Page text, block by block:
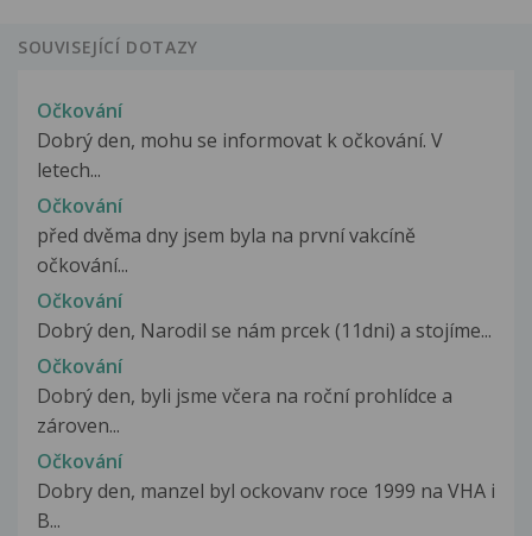
SOUVISEJÍCÍ DOTAZY
Očkování
Dobrý den, mohu se informovat k očkování. V
letech...
Očkování
před dvěma dny jsem byla na první vakcíně
očkování...
Očkování
Dobrý den, Narodil se nám prcek (11dni) a stojíme...
Očkování
Dobrý den, byli jsme včera na roční prohlídce a
zároven...
Očkování
Dobry den, manzel byl ockovanv roce 1999 na VHA i
B...